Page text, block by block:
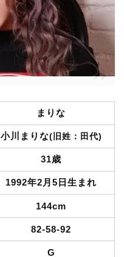
まりな
小川まりな(旧姓：田代)
31歳
1992年2月5日生まれ
144cm
82-58-92
G